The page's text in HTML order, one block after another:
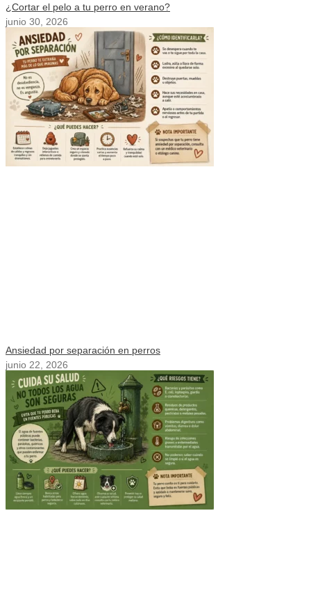
¿Cortar el pelo a tu perro en verano?
junio 30, 2026
Ansiedad por separación en perros
junio 22, 2026